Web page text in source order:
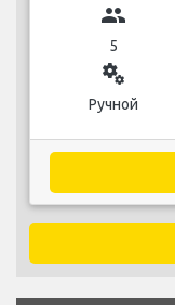
group
5
miscellaneous_services
Ручной